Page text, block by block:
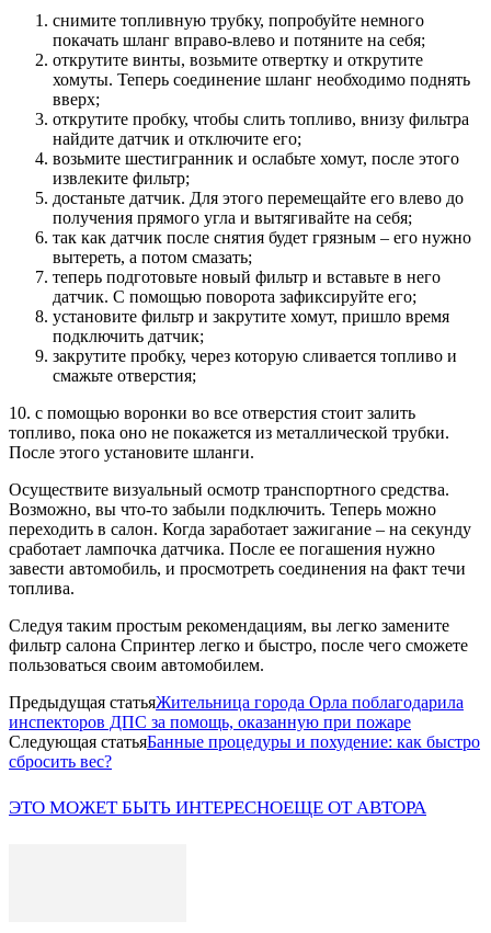
снимите топливную трубку, попробуйте немного
покачать шланг вправо-влево и потяните на себя;
открутите винты, возьмите отвертку и открутите
хомуты. Теперь соединение шланг необходимо поднять
вверх;
открутите пробку, чтобы слить топливо, внизу фильтра
найдите датчик и отключите его;
возьмите шестигранник и ослабьте хомут, после этого
извлеките фильтр;
достаньте датчик. Для этого перемещайте его влево до
получения прямого угла и вытягивайте на себя;
так как датчик после снятия будет грязным – его нужно
вытереть, а потом смазать;
теперь подготовьте новый фильтр и вставьте в него
датчик. С помощью поворота зафиксируйте его;
установите фильтр и закрутите хомут, пришло время
подключить датчик;
закрутите пробку, через которую сливается топливо и
смажьте отверстия;
10. с помощью воронки во все отверстия стоит залить
топливо, пока оно не покажется из металлической трубки.
После этого установите шланги.
Осуществите визуальный осмотр транспортного средства.
Возможно, вы что-то забыли подключить. Теперь можно
переходить в салон. Когда заработает зажигание – на секунду
сработает лампочка датчика. После ее погашения нужно
завести автомобиль, и просмотреть соединения на факт течи
топлива.
Следуя таким простым рекомендациям, вы легко замените
фильтр салона Спринтер легко и быстро, после чего сможете
пользоваться своим автомобилем.
Предыдущая статьяЖительница города Орла поблагодарила
инспекторов ДПС за помощь, оказанную при пожаре
Следующая статьяБанные процедуры и похудение: как быстро
сбросить вес?
ЭТО МОЖЕТ БЫТЬ ИНТЕРЕСНОЕЩЕ ОТ АВТОРА